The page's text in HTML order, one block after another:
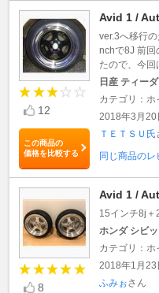
12
この商品の
価格を比較する
Avid 1 /
ver.3へ移行
nchで8J 前回
たので、今回
日産 ティーダ
カテゴリ：ホ
2018年3月20
ＴＥＴＳＵ氏
同じ商品のレ
8
Avid 1 /
15インチ8j＋
ホンダ シビ
カテゴリ：ホ
2018年1月23
ふみぉさん